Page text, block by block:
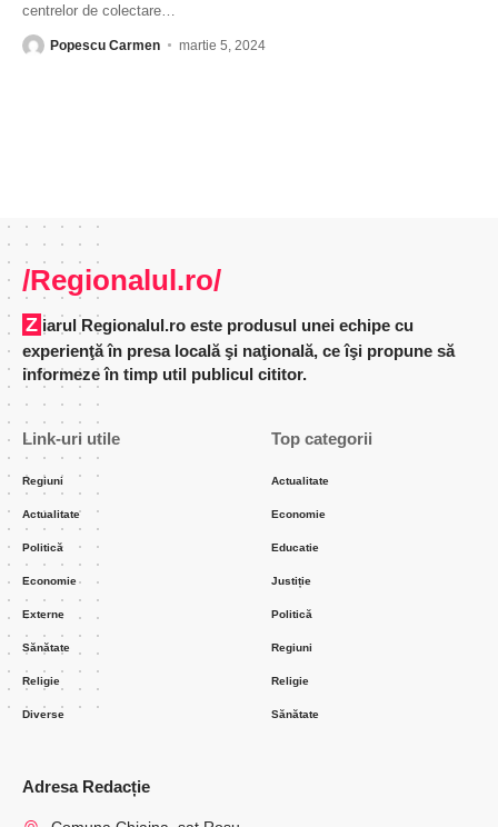
centrelor de colectare
Popescu Carmen martie 5, 2024
/Regionalul.ro/
Ziarul Regionalul.ro este produsul unei echipe cu
experienţă în presa locală şi naţională, ce îşi propune să
informeze în timp util publicul cititor.
Link-uri utile
Regiuni
Actualitate
Politică
Economie
Externe
Sănătate
Religie
Diverse
Top categorii
Actualitate
Economie
Educatie
Justiție
Politică
Regiuni
Religie
Sănătate
Adresa Redacție